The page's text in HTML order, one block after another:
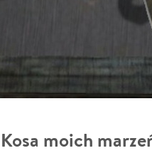
Kosa moich